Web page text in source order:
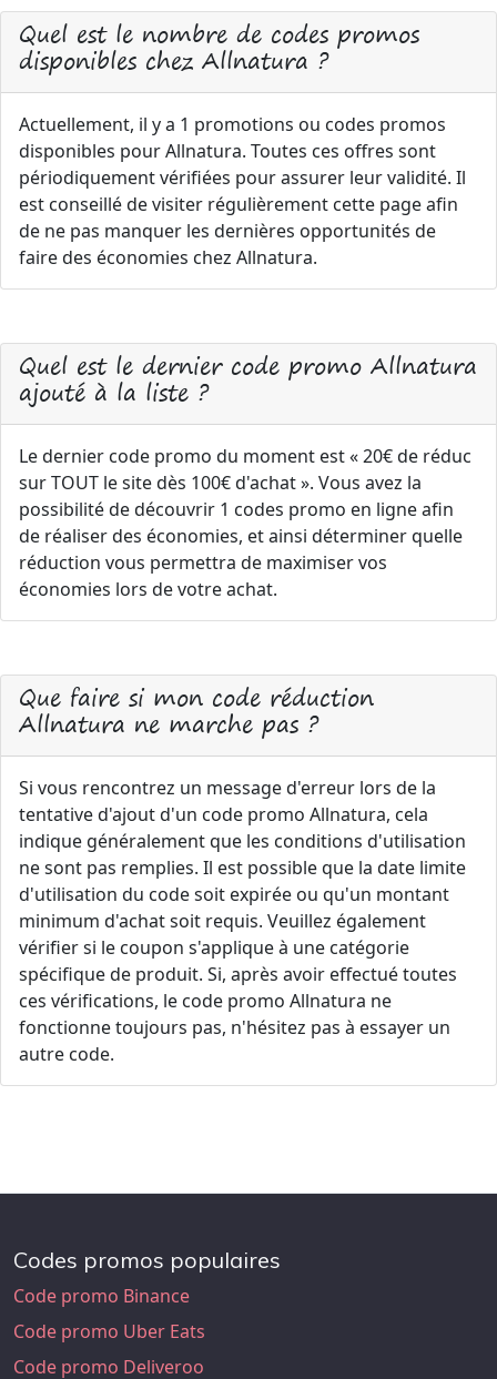
Quel est le nombre de codes promos
disponibles chez Allnatura ?
Actuellement, il y a 1 promotions ou codes promos
disponibles pour Allnatura. Toutes ces offres sont
périodiquement vérifiées pour assurer leur validité. Il
est conseillé de visiter régulièrement cette page afin
de ne pas manquer les dernières opportunités de
faire des économies chez Allnatura.
Quel est le dernier code promo Allnatura
ajouté à la liste ?
Le dernier code promo du moment est « 20€ de réduc
sur TOUT le site dès 100€ d'achat ». Vous avez la
possibilité de découvrir 1 codes promo en ligne afin
de réaliser des économies, et ainsi déterminer quelle
réduction vous permettra de maximiser vos
économies lors de votre achat.
Que faire si mon code réduction
Allnatura ne marche pas ?
Si vous rencontrez un message d'erreur lors de la
tentative d'ajout d'un code promo Allnatura, cela
indique généralement que les conditions d'utilisation
ne sont pas remplies. Il est possible que la date limite
d'utilisation du code soit expirée ou qu'un montant
minimum d'achat soit requis. Veuillez également
vérifier si le coupon s'applique à une catégorie
spécifique de produit. Si, après avoir effectué toutes
ces vérifications, le code promo Allnatura ne
fonctionne toujours pas, n'hésitez pas à essayer un
autre code.
Codes promos populaires
Code promo Binance
Code promo Uber Eats
Code promo Deliveroo